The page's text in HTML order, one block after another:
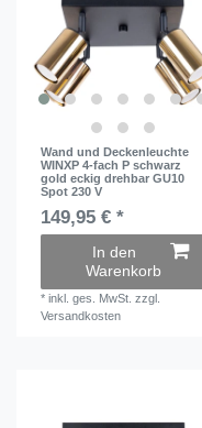
Wand und Deckenleuchte
WINXP 4-fach P schwarz
gold eckig drehbar GU10
Spot 230 V
149,95 € *
In den
Warenkorb
*inkl. ges. MwSt. zzgl.
Versandkosten